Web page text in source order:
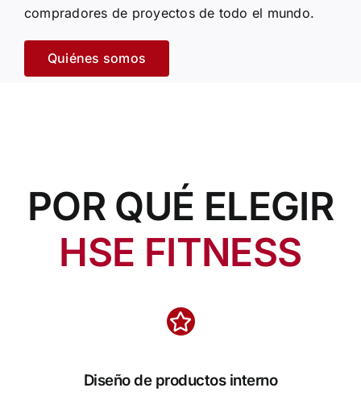
compradores de proyectos de todo el mundo.
Quiénes somos
POR QUÉ ELEGIR
HSE FITNESS
Diseño de productos interno